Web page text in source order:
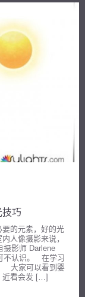
巧
的元素，好的光
人像摄影来说，
摄影师 Darlene
不认识。 在学习
大家可以看到婴
近看会发 […]